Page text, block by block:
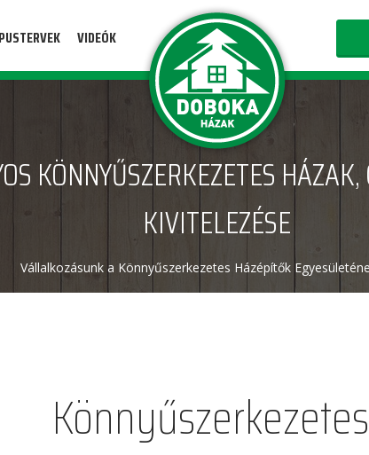
VIDEÓK
KÖNNYŰSZERKEZETES
KIVITELEZÉSE
Vállalkozásunk a Könnyűszerkezetes Házépítők